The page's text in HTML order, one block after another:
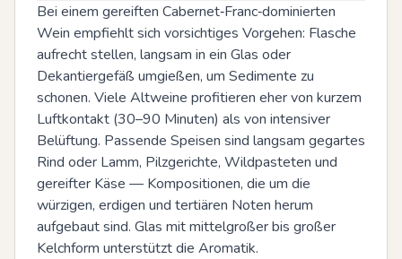
Bei einem gereiften Cabernet‑Franc‑dominierten
Wein empfiehlt sich vorsichtiges Vorgehen: Flasche
aufrecht stellen, langsam in ein Glas oder
Dekantiergefäß umgießen, um Sedimente zu
schonen. Viele Altweine profitieren eher von kurzem
Luftkontakt (30–90 Minuten) als von intensiver
Belüftung. Passende Speisen sind langsam gegartes
Rind oder Lamm, Pilzgerichte, Wildpasteten und
gereifter Käse — Kompositionen, die um die
würzigen, erdigen und tertiären Noten herum
aufgebaut sind. Glas mit mittelgroßer bis großer
Kelchform unterstützt die Aromatik.